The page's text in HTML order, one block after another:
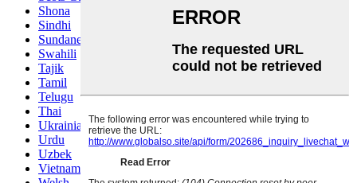
Shona
Sindhi
Sundanese
Swahili
Tajik
Tamil
Telugu
Thai
Ukrainian
Urdu
Uzbek
Vietnamese